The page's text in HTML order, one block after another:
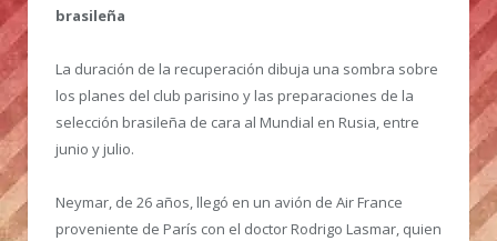
brasileña
La duración de la recuperación dibuja una sombra sobre
los planes del club parisino y las preparaciones de la
selección brasileña de cara al Mundial en Rusia, entre
junio y julio.
Neymar, de 26 años, llegó en un avión de Air France
proveniente de París con el doctor Rodrigo Lasmar, quien